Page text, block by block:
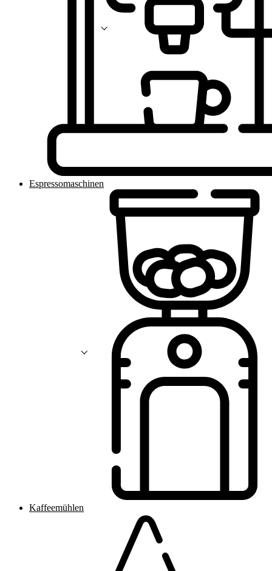
Espressomaschinen
Kaffeemühlen